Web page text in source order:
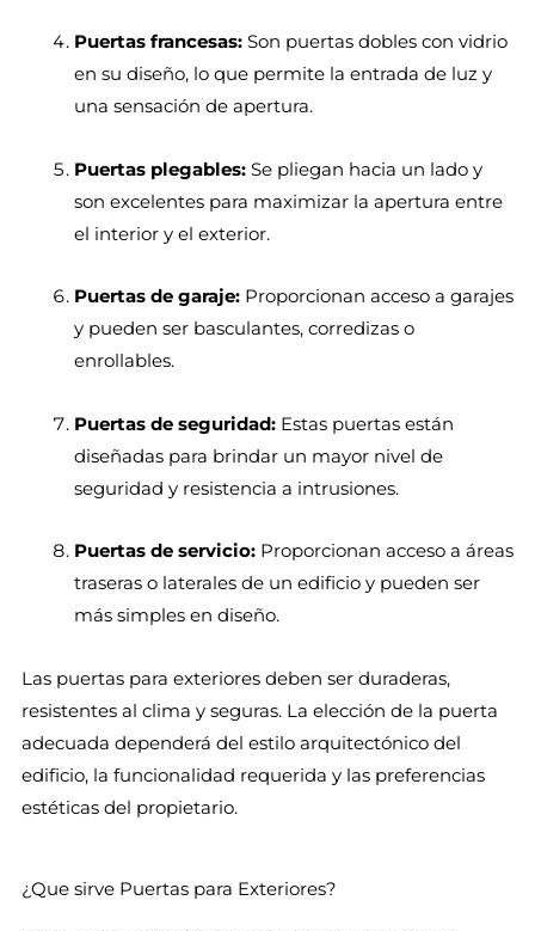
Puertas francesas:Son puertas dobles con vidrio
en su diseño, lo que permite la entrada de luz y
una sensación de apertura.
Puertas plegables:Se pliegan hacia un lado y
son excelentes para maximizar la apertura entre
el interior y el exterior.
Puertas de garaje:Proporcionan acceso a garajes
y pueden ser basculantes, corredizas o
enrollables.
Puertas de seguridad:Estas puertas están
diseñadas para brindar un mayor nivel de
seguridad y resistencia a intrusiones.
Puertas de servicio:Proporcionan acceso a áreas
traseras o laterales de un edificio y pueden ser
más simples en diseño.
Las puertas para exteriores deben ser duraderas,
resistentes al clima y seguras. La elección de la puerta
adecuada dependerá del estilo arquitectónico del
edificio, la funcionalidad requerida y las preferencias
estéticas del propietario.
¿Que sirve Puertas para Exteriores?